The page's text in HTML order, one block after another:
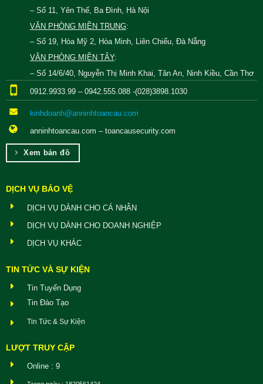
– Số 11, Yên Thế, Ba Đình, Hà Nội
VĂN PHÒNG MIỀN TRUNG:
– Số 19, Hòa Mỹ 2, Hòa Minh, Liên Chiểu, Đà Nẵng
VĂN PHÒNG MIỀN TÂY:
– Số 14/6/40, Nguyễn Thị Minh Khai, Tân An, Ninh Kiều, Cần Thơ
0912.9933.99 – 0942.555.088 -(028)3898.1030
kinhdoanh@anninhtoancau.com
anninhtoancau.com – toancausecurity.com
Xem bản đồ
DỊCH VỤ BẢO VỆ
DỊCH VỤ DÀNH CHO CÁ NHÂN
DỊCH VỤ DÀNH CHO DOANH NGHIỆP
DỊCH VỤ KHÁC
TIN TỨC VÀ SỰ KIỆN
Tin Tuyển Dụng
Tin Đào Tạo
Tin Tức & Sự Kiện
LƯỢT TRUY CẬP
Online : 9